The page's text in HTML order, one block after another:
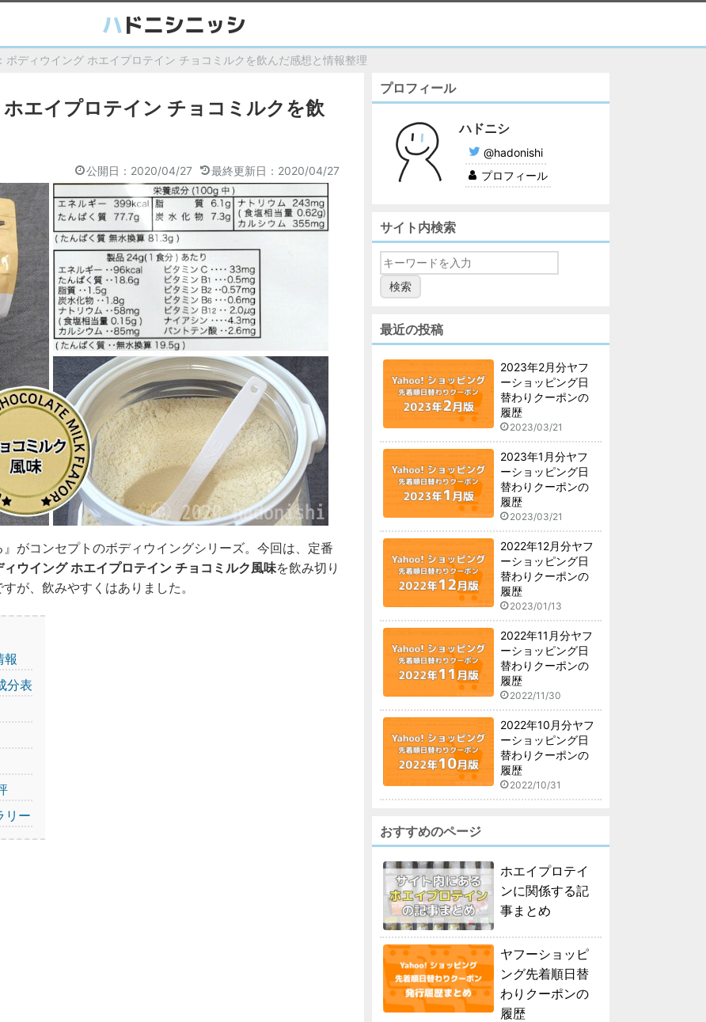
ボディウイング ホエイプロテイン チョコミルクを飲んだ感想と情報整理
エイプロテイン チョコミルクを飲
公開日：2020/04/27 最終更新日：2020/04/27
がコンセプトのボディウイングシリーズ。今回は、定番
ィウイング ホエイプロテイン チョコミルク風味を飲み切り
が、飲みやすくはありました。
報
分表
リー
プロフィール
ハドニシ
@hadonishi
プロフィール
サイト内検索
最近の投稿
2023年2月分ヤフ
ーショッピング日
替わりクーポンの
履歴
2023/03/21
2023年1月分ヤフ
ーショッピング日
替わりクーポンの
履歴
2023/03/21
2022年12月分ヤフ
ーショッピング日
替わりクーポンの
履歴
2023/01/13
2022年11月分ヤフ
ーショッピング日
替わりクーポンの
履歴
2022/11/30
2022年10月分ヤフ
ーショッピング日
替わりクーポンの
履歴
2022/10/31
おすすめのページ
ホエイプロテイ
ンに関係する記
事まとめ
ヤフーショッピ
ング先着順日替
わりクーポンの
履歴